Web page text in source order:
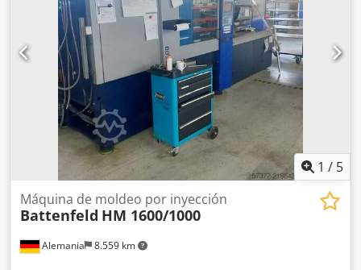
1 / 5
Alemania 8.559 km
Máquina de moldeo por inyección
Battenfeld HM 1600/1000